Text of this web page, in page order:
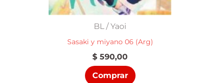
BL / Yaoi
Sasaki y miyano 06 (Arg)
$ 590,00
Comprar